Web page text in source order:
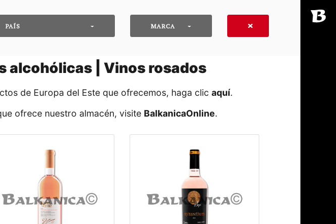
PAÍS MARCA
alcohólicas | Vinos rosados
de Europa del Este que ofrecemos, haga clic aquí․
ofrece nuestro almacén, visite BalkanicaOnline․